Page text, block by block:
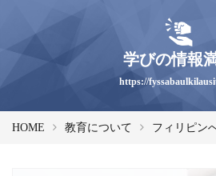
学びの情報
https://
HOME 教育について フィリピン